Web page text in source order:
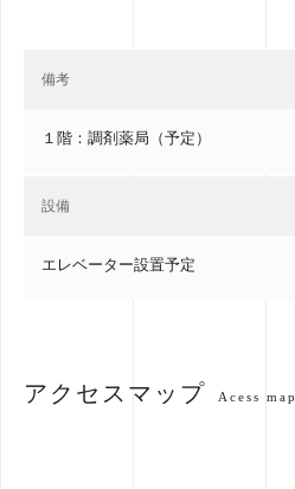
備考
１階：調剤薬局（予定）
設備
エレベーター設置予定
アクセスマップ Acess map